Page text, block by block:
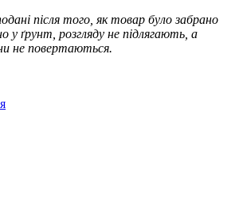
після того, як товар було забрано
у ґрунт, розгляду не підлягають, а
не повертаються.